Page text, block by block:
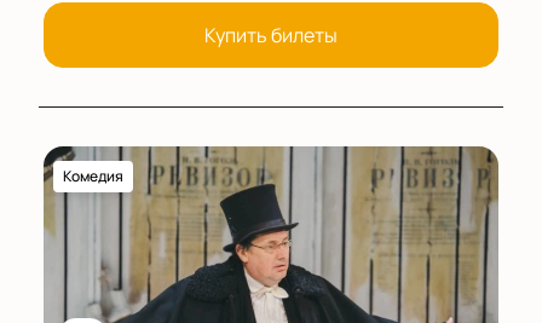
Купить билеты
Комедия